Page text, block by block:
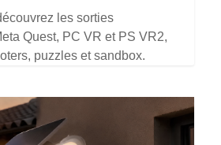
les sorties
Quest, PC VR et PS VR2,
puzzles et sandbox.